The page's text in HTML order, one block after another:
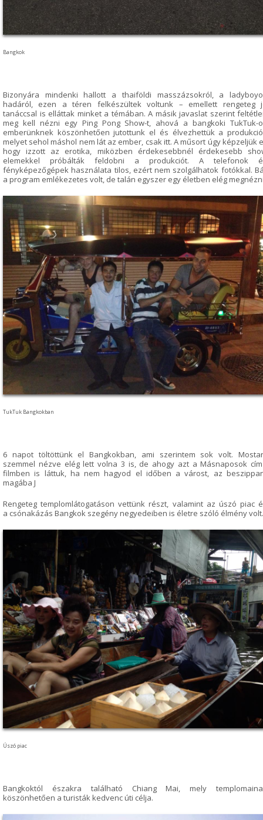
Bangkok
Bizonyára mindenki hallott a thaiföldi masszázsokról, a
hadáról, ezen a téren felkészültek voltunk – emellett rengeteg
tanáccsal is elláttak minket a témában. A másik javaslat szerint
meg kell nézni egy Ping Pong Show-t, ahová a bangkoki TukTuk-
emberünknek köszönhetően jutottunk el és élvezhettük a
melyet sehol máshol nem lát az ember, csak itt. A műsort úgy képzeljük
hogy izzott az erotika, miközben érdekesebbnél érdekesebb
elemekkel próbálták feldobni a produkciót. A telefonok
fényképezőgépek használata tilos, ezért nem szolgálhatok fotókkal.
a program emlékezetes volt, de talán egyszer egy életben elég
TukTuk Bangkokban
6 napot töltöttünk el Bangkokban, ami szerintem sok volt.
szemmel nézve elég lett volna 3 is, de ahogy azt a Másnaposok
filmben is láttuk, ha nem hagyod el időben a várost, az
magába J
Rengeteg templomlátogatáson vettünk részt, valamint az úszó piac
a csónakázás Bangkok szegény negyedeiben is életre szóló élmény volt.
Úszó piac
Bangkoktól északra található Chiang Mai, mely
köszönhetően a turisták kedvenc úti célja.